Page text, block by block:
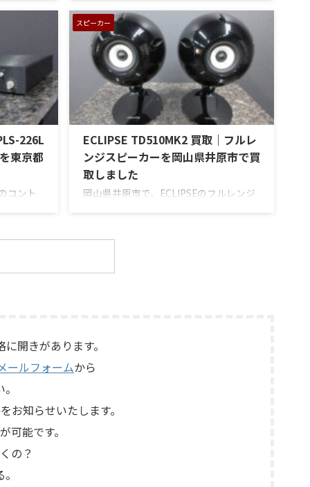
McIntosh
チャン
ーム、
力、
観コン
の有無
。 買取
：
番： ...
を出張買取させていただきました。今回
のお品物は、長年大切に音楽を楽しまれ
てきたご本人様より、オーディオ機器の
整理を進めたいとのご相談をいただいた
ものです。 JBL C50 OLYMPUS S7Rは、
Olympus専用エンクロージャーにLE15A
ウーファー、PR15パッシブラジエータ
ー、LE85ドライバー、HL91ホーン、LX5
ネットワークなどを組み合わせたヴィン
テージJBLのスピーカーシステムです。
査定では、左右ペアの音 ...
226L
東京都
コント
部電源部
の有無
。 買取
スピーカー
ECLIPSE TD510MK2 買取｜フルレ
ンジスピーカーを岡山県井原市で買
取しました
岡山県井原市で、ECLIPSEのフルレンジ
10cm口径フルレンジユニットを搭載し
定いたしました。 買取商品：ECLIPSE
TD510MK2 メーカー：ECLIPSE / イクリ
プス 型番：TD510MK2 カテゴリ ...
開きがあります。
ールフォームから
お知らせいたします。
可能です。
の？